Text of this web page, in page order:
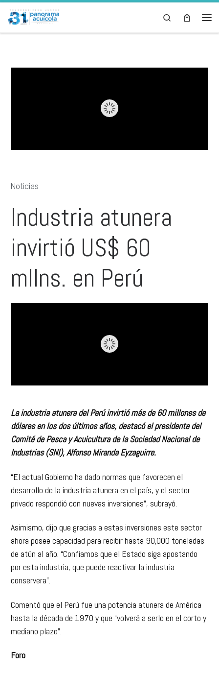
Skip to content Search
Noticias
Industria atunera
invirtió US$ 60
mllns. en Perú
La industria atunera del Perú invirtió más de 60 millones de
dólares en los dos últimos años, destacó el presidente del
Comité de Pesca y Acuicultura de la Sociedad Nacional de
Industrias (SNI), Alfonso Miranda Eyzaguirre.
“El actual Gobierno ha dado normas que favorecen el
desarrollo de la industria atunera en el país, y el sector
privado respondió con nuevas inversiones”, subrayó.
Asimismo, dijo que gracias a estas inversiones este sector
ahora posee capacidad para recibir hasta 90,000 toneladas
de atún al año. “Confiamos que el Estado siga apostando
por esta industria, que puede reactivar la industria
conservera”.
Comentó que el Perú fue una potencia atunera de América
hasta la década de 1970 y que “volverá a serlo en el corto y
mediano plazo”.
Foro